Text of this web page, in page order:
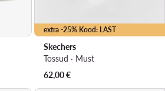
extra -25% Kood: LAST
Skechers
Tossud · Must
62,00€